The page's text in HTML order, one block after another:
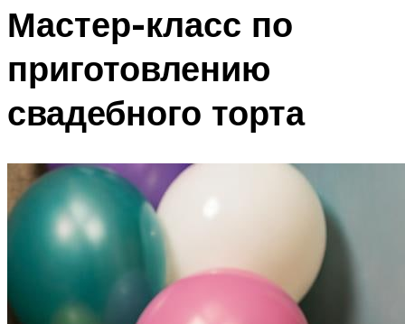
Мастер-класс по
приготовлению
свадебного торта